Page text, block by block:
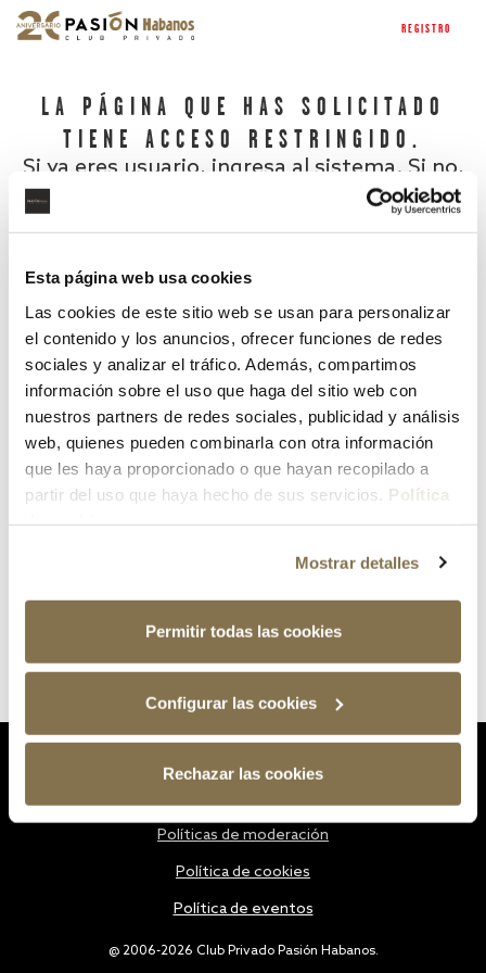
Esta página web usa cookies
Las cookies de este sitio web se usan para personalizar
el contenido y los anuncios, ofrecer funciones de redes
sociales y analizar el tráfico. Además, compartimos
información sobre el uso que haga del sitio web con
nuestros partners de redes sociales, publicidad y análisis
web, quienes pueden combinarla con otra información
que les haya proporcionado o que hayan recopilado a
partir del uso que haya hecho de sus servicios. Política
Mostrar detalles
Permitir todas las cookies
Configurar las cookies
Rechazar las cookies
REGISTRO
LA PÁGINA QUE HAS SOLICITADO
TIENE ACCESO RESTRINGIDO.
Si ya eres usuario, ingresa al sistema. Si no,
¿Has olvidado tu contraseña?
@ 2006-2026 Club Privado Pasión Habanos.
Políticas de moderación
Política de cookies
Política de eventos